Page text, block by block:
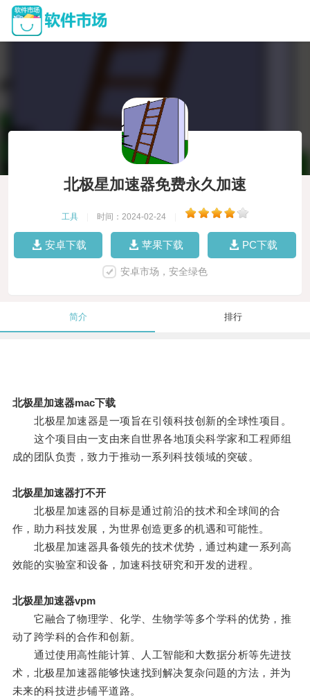
北极星加速器免费永久加速
工具 时间：2024-02-24
安卓下载 苹果下载 PC下载
安卓市场，安全绿色
简介 排行
北极星加速器mac下载
北极星加速器是一项旨在引领科技创新的全球性项目。
这个项目由一支由来自世界各地顶尖科学家和工程师组
成的团队负责，致力于推动一系列科技领域的突破。
北极星加速器打不开
北极星加速器的目标是通过前沿的技术和全球间的合
作，助力科技发展，为世界创造更多的机遇和可能性。
北极星加速器具备领先的技术优势，通过构建一系列高
效能的实验室和设备，加速科技研究和开发的进程。
北极星加速器vpm
它融合了物理学、化学、生物学等多个学科的优势，推
动了跨学科的合作和创新。
通过使用高性能计算、人工智能和大数据分析等先进技
术，北极星加速器能够快速找到解决复杂问题的方法，并为
未来的科技进步铺平道路。